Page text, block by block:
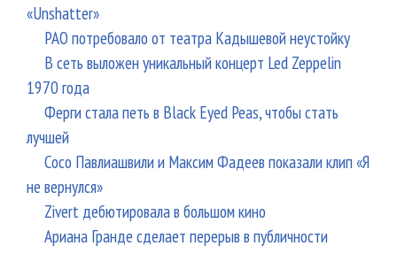
«Unshatter»
РАО потребовало от театра Кадышевой неустойку
В сеть выложен уникальный концерт Led Zeppelin
1970 года
Ферги стала петь в Black Eyed Peas, чтобы стать
лучшей
Сосо Павлиашвили и Максим Фадеев показали клип «Я
не вернулся»
Zivert дебютировала в большом кино
Ариана Гранде сделает перерыв в публичности